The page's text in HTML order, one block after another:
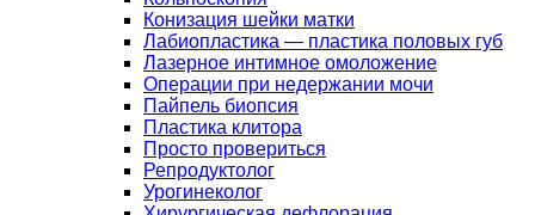
Конизация шейки матки
Лабиопластика — пластика половых губ
Лазерное интимное омоложение
Операции при недержании мочи
Пайпель биопсия
Пластика клитора
Просто провериться
Репродуктолог
Урогинеколог